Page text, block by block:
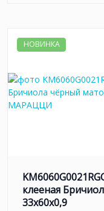
НОВИНКА
клееная
33x60x0,9